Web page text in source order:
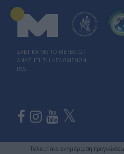
ΣΧΕΤΙΚΑ ΜΕ ΤΟ ΜΕΤΕΟ.GR
ΑΝΑΖΗΤΗΣΗ ΔΕΔΟΜΕΝΩΝ
RSS
Τελευταία ενημέρωση